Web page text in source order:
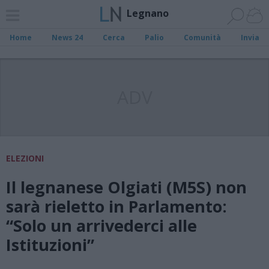
Legnano
Home News 24 Cerca Palio Comunità Invia
ELEZIONI
Il legnanese Olgiati (M5S) non
sarà rieletto in Parlamento:
“Solo un arrivederci alle
Istituzioni”